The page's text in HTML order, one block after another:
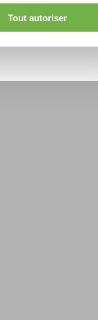
Tout autoriser